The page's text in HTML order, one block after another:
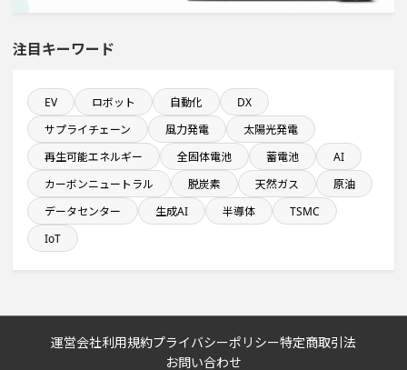
1000億円以上投資する設備新設計画
自動車関連工場のプロジェクト
1億円以上のソフトウェア投資する設備新設計画
飲食事業を営む会社で10億円以上投資する設備新設計画
平均臨時雇用人員数が100人以上の企業一覧
完成から約5年経過プロジェクト
注目キーワード
EV ロボット 自動化
DX
サプライチェーン
風力発電
太陽光発電
再生可能エネルギー
全固体電池 蓄電池
AI
カーボンニュートラル
脱炭素 天然ガス
原油
データセンター
生成AI 半導体
TSMC
IoT
運営会社利用規約プライバシーポリシー特定商取引法
お問い合わせ